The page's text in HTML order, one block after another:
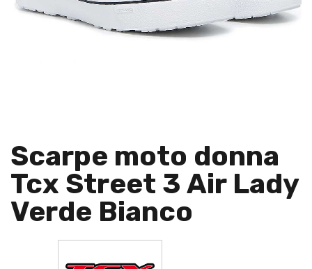
Scarpe moto donna
Tcx Street 3 Air Lady
Verde Bianco